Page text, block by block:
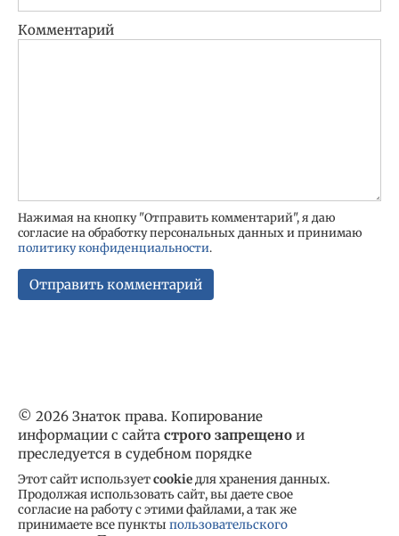
Комментарий
Нажимая на кнопку "Отправить комментарий", я даю
согласие на обработку персональных данных и принимаю
политику конфиденциальности.
© 2026 Знаток права. Копирование
информации с сайта строго запрещено и
преследуется в судебном порядке
Этот сайт используетcookieдля хранения данных.
Продолжая использовать сайт, вы даете свое
согласие на работу с этими файлами, а так же
принимаете все пункты пользовательского